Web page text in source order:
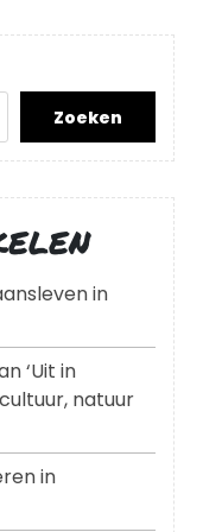
Zoeken
in
‘Uit in
natuur
in